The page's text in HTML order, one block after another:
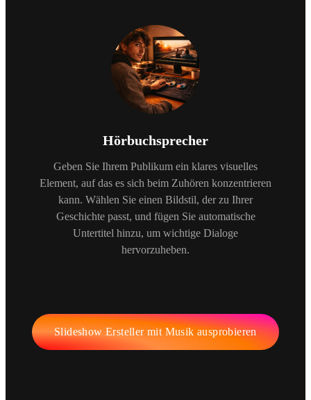
Hörbuchsprecher
Geben Sie Ihrem Publikum ein klares visuelles
Element, auf das es sich beim Zuhören konzentrieren
kann. Wählen Sie einen Bildstil, der zu Ihrer
Geschichte passt, und fügen Sie automatische
Untertitel hinzu, um wichtige Dialoge
hervorzuheben.
Slideshow Ersteller mit Musik ausprobieren